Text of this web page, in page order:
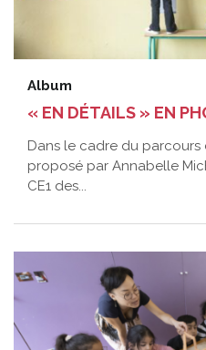
Album
« EN DÉTAILS » EN
Dans le cadre du parcours
proposé par Annabelle
CE1 des...